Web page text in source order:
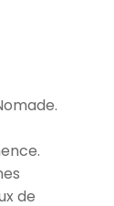
de